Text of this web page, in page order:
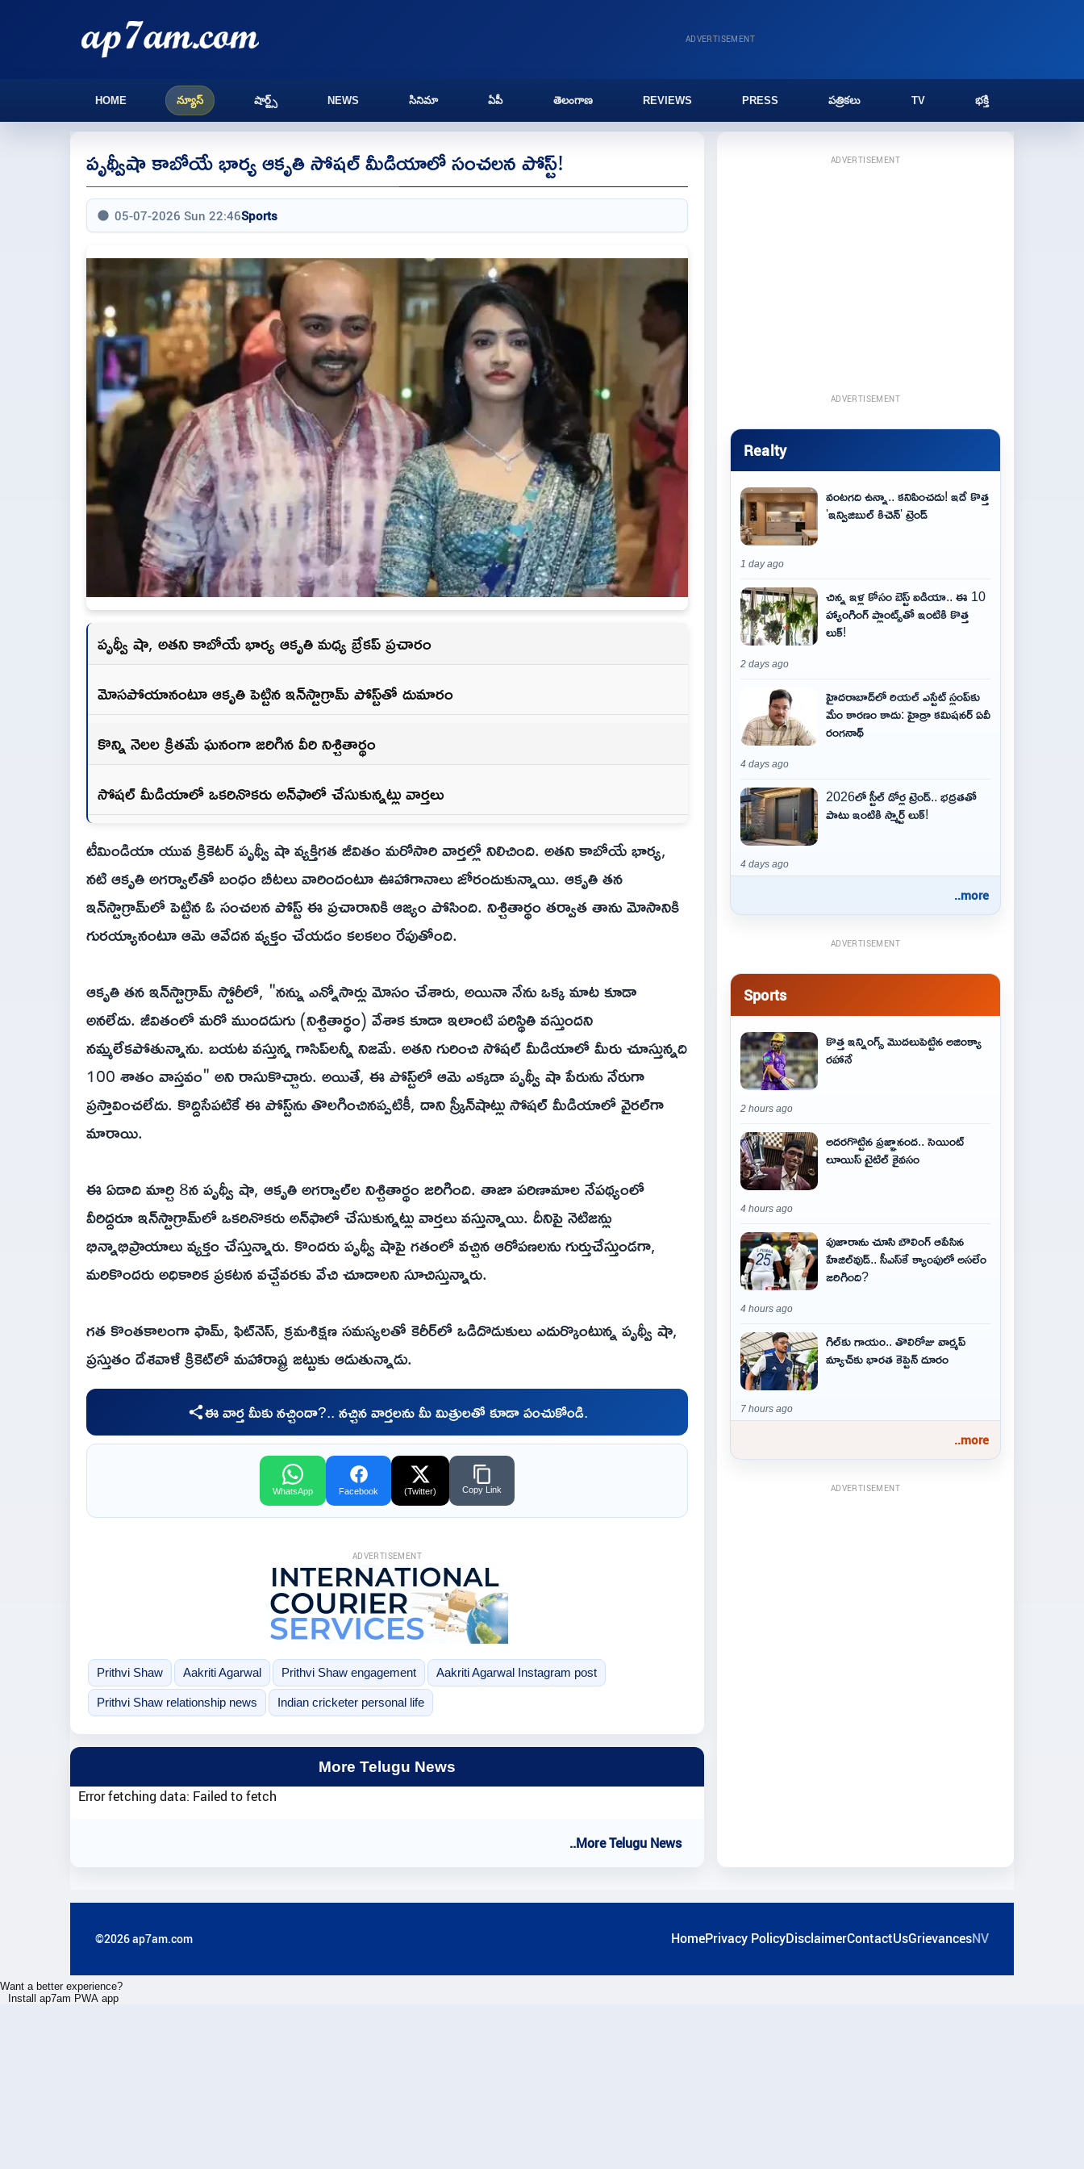
ADVERTISEMENT
HOME న్యూస్ షార్ట్స్ NEWS సినిమా ఏపీ తెలంగాణ REVIEWS PRESS పత్రికలు TV భక్తి
పృథ్వీషా కాబోయే భార్య ఆకృతి సోషల్ మీడియాలో సంచలన పోస్ట్!
05-07-2026 Sun 22:46Sports
పృథ్వీ షా, అతని కాబోయే భార్య ఆకృతి మధ్య బ్రేకప్ ప్రచారం
మోసపోయానంటూ ఆకృతి పెట్టిన ఇన్‌స్టాగ్రామ్ పోస్ట్‌తో దుమారం
కొన్ని నెలల క్రితమే ఘనంగా జరిగిన వీరి నిశ్చితార్థం
సోషల్ మీడియాలో ఒకరినొకరు అన్‌ఫాలో చేసుకున్నట్లు వార్తలు
టీమిండియా యువ క్రికెటర్ పృథ్వీ షా వ్యక్తిగత జీవితం మరోసారి వార్తల్లో నిలిచింది. అతని కాబోయే భార్య,
నటి ఆకృతి అగర్వాల్‌తో బంధం బీటలు వారిందంటూ ఊహాగానాలు జోరందుకున్నాయి. ఆకృతి తన
ఇన్‌స్టాగ్రామ్‌లో పెట్టిన ఓ సంచలన పోస్ట్ ఈ ప్రచారానికి ఆజ్యం పోసింది. నిశ్చితార్థం తర్వాత తాను మోసానికి
గురయ్యానంటూ ఆమె ఆవేదన వ్యక్తం చేయడం కలకలం రేపుతోంది.
ఆకృతి తన ఇన్‌స్టాగ్రామ్ స్టోరీలో, "నన్ను ఎన్నోసార్లు మోసం చేశారు, అయినా నేను ఒక్క మాట కూడా
అనలేదు. జీవితంలో మరో ముందడుగు (నిశ్చితార్థం) వేశాక కూడా ఇలాంటి పరిస్థితి వస్తుందని
నమ్మలేకపోతున్నాను. బయట వస్తున్న గాసిప్‌లన్నీ నిజమే. అతని గురించి సోషల్ మీడియాలో మీరు చూస్తున్నది
100 శాతం వాస్తవం" అని రాసుకొచ్చారు. అయితే, ఈ పోస్ట్‌లో ఆమె ఎక్కడా పృథ్వీ షా పేరును నేరుగా
ప్రస్తావించలేదు. కొద్దిసేపటికే ఈ పోస్ట్‌ను తొలగించినప్పటికీ, దాని స్క్రీన్‌షాట్లు సోషల్ మీడియాలో వైరల్‌గా
మారాయి.
ఈ ఏడాది మార్చి 8న పృథ్వీ షా, ఆకృతి అగర్వాల్‌ల నిశ్చితార్థం జరిగింది. తాజా పరిణామాల నేపథ్యంలో
వీరిద్దరూ ఇన్‌స్టాగ్రామ్‌లో ఒకరినొకరు అన్‌ఫాలో చేసుకున్నట్లు వార్తలు వస్తున్నాయి. దీనిపై నెటిజన్లు
భిన్నాభిప్రాయాలు వ్యక్తం చేస్తున్నారు. కొందరు పృథ్వీ షాపై గతంలో వచ్చిన ఆరోపణలను గుర్తుచేస్తుండగా,
మరికొందరు అధికారిక ప్రకటన వచ్చేవరకు వేచి చూడాలని సూచిస్తున్నారు.
గత కొంతకాలంగా ఫామ్, ఫిట్‌నెస్, క్రమశిక్షణ సమస్యలతో కెరీర్‌లో ఒడిదొడుకులు ఎదుర్కొంటున్న పృథ్వీ షా,
ప్రస్తుతం దేశవాళీ క్రికెట్‌లో మహారాష్ట్ర జట్టుకు ఆడుతున్నాడు.
ఈ వార్త మీకు నచ్చిందా?.. నచ్చిన వార్తలను మీ మిత్రులతో కూడా పంచుకోండి.
WhatsApp Facebook (Twitter) Copy Link
ADVERTISEMENT
Prithvi Shaw Aakriti Agarwal Prithvi Shaw engagement Aakriti Agarwal Instagram post
Prithvi Shaw relationship news Indian cricketer personal life
More Telugu News
Error fetching data: Failed to fetch
..More Telugu News
ADVERTISEMENT
ADVERTISEMENT
Realty
వంటగది ఉన్నా.. కనిపించదు! ఇదే కొత్త
'ఇన్విజిబుల్ కిచెన్' ట్రెండ్
1 day ago
చిన్న ఇళ్ల కోసం బెస్ట్ ఐడియా.. ఈ 10
హ్యాంగింగ్ ప్లాంట్స్‌తో ఇంటికి కొత్త
లుక్!
2 days ago
హైదరాబాద్‌లో రియల్ ఎస్టేట్ స్లంప్‌కు
మేం కారణం కాదు: హైడ్రా కమిషనర్ ఏవీ
రంగనాథ్
4 days ago
2026లో స్టీల్ డోర్ల ట్రెండ్.. భద్రతతో
పాటు ఇంటికి స్మార్ట్ లుక్!
4 days ago
..more
ADVERTISEMENT
Sports
కొత్త ఇన్నింగ్స్ మొదలుపెట్టిన అజింక్యా
రహానే
2 hours ago
అదరగొట్టిన ప్రజ్ఞానంద.. సెయింట్‌
లూయిస్ టైటిల్‌ కైవసం
4 hours ago
పుజారాను చూసి బౌలింగ్ ఆపేసిన
హేజిల్‌వుడ్.. సీఎస్‌కే క్యాంపులో అసలేం
జరిగింది?
4 hours ago
గిల్‌కు గాయం.. తొలిరోజు వార్మప్‌
మ్యాచ్‌కు భారత కెప్టెన్‌ దూరం
7 hours ago
..more
ADVERTISEMENT
©2026 ap7am.com HomePrivacy PolicyDisclaimerContactUsGrievancesNV
Want a better experience?
Install ap7am PWA app